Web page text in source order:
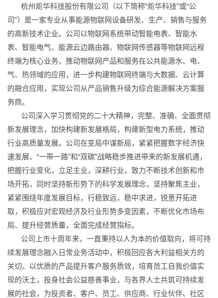
杭州炬华科技股份有限公司（以下简称“炬华科技”或“公
司”）是一家专业从事能源物联网设备研发、生产、销售与服务
的高新技术企业。公司以物联网系统带动智能电表、智能水
表、智能电气、能源云边路由器、物联网传感器等物联网远程
终端为核心业务，推动物联网产品和服务在公共能源水、电、
气、热领域的应用，进一步构建物联网终端与大数据、云计算
的融合应用，实现公司从产品销售升级为综合能源解决方案服
务商。
公司深入学习贯彻党的二十大精神，完整、准确、全面贯彻
新发展理念，加快构建新发展格局，构建新型电力系统，推动
行业高质量发展。公司在变局中谋新局，紧紧把握数字经济快
速发展、“一带一路”和“双碳”战略稳步推进带来的新发展机遇，
把握行业变化，立足主业，深耕行业，致力不断技术创新和市
场开拓，同时坚持新形势下的科学发展理念，坚持聚焦主业，
紧紧围绕年度发展目标，行稳致远，稳中求进，锐意开拓进
取，积极应对宏观经济及行业形势多变因素，不断优化市场布
局、提升经营质量，全面完成经营指标。
公司上市十周年来，一直秉持以人为本的价值取向，将可持
续发展理念融入日常业务活动中，积极回应各大利益相关方的
关切。以优质的产品提升客户服务质效，培育员工自我价值实
现的沃土，投身社会公益慈善事业，与各界人士共筑可持续发
展的社会，为投资者、客户、员工、供应商、行业伙伴、社区